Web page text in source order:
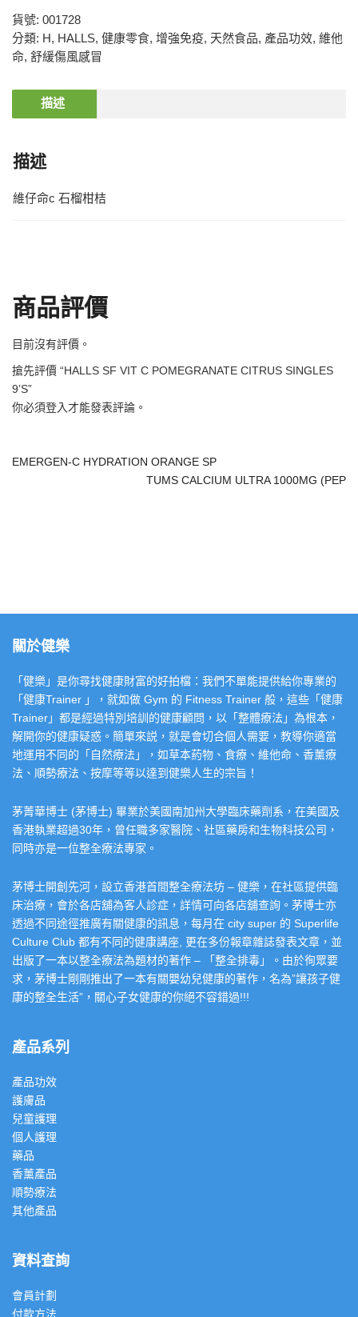
貨號: 001728
分類: H, HALLS, 健康零食, 增強免疫, 天然食品, 產品功效, 維他
命, 舒緩傷風感冒
描述
描述
維仔命c 石榴柑桔
商品評價
目前沒有評價。
搶先評價 “HALLS SF VIT C POMEGRANATE CITRUS SINGLES
9’S”
你必須登入 才能發表評論。
EMERGEN-C HYDRATION ORANGE SP
TUMS CALCIUM ULTRA 1000MG (PEP
關於健樂
「健樂」是你尋找健康財富的好拍檔：我們不單能提供給你專業的
「健康Trainer 」，就如做 Gym 的 Fitness Trainer 般，這些「健康
Trainer」都是經過特別培訓的健康顧問，以「整體療法」為根本，
解開你的健康疑惑。簡單來説，就是會切合個人需要，教導你適當
地運用不同的「自然療法」，如草本葯物、食療、維他命、香薰療
法、順勢療法、按摩等等以達到健樂人生的宗旨！
茅菁華博士 (茅博士) 畢業於美國南加州大學臨床藥劑系，在美國及
香港執業超過30年，曾任職多家醫院、社區藥房和生物科技公司，
同時亦是一位整全療法專家。
茅博士開創先河，設立香港首間整全療法坊 – 健樂，在社區提供臨
床治療，會於各店舖為客人診症，詳情可向各店舖查詢。茅博士亦
透過不同途徑推廣有關健康的訊息，每月在 city super 的 Superlife
Culture Club 都有不同的健康講座, 更在多份報章雜誌發表文章，並
出版了一本以整全療法為題材的著作 – 「整全排毒」。由於徇眾要
求，茅博士剛剛推出了一本有關嬰幼兒健康的著作，名為”讓孩子健
康的整全生活”，關心子女健康的你絕不容錯過!!!
產品系列
產品功效
護膚品
兒童護理
個人護理
藥品
香薰產品
順勢療法
其他產品
資料查詢
會員計劃
付款方法